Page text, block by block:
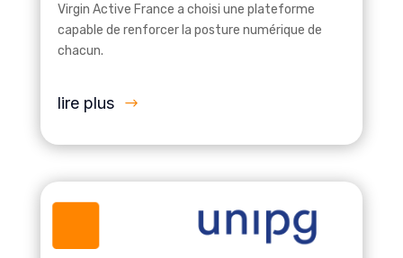
Virgin Active France a choisi une plateforme
capable de renforcer la posture numérique de
chacun.
lire plus